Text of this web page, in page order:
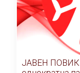
ЈАВЕН ПОВИК за доделување на